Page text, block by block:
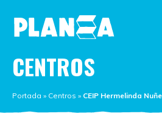
CENTROS
Portada » Centros » CEIP Hermelinda